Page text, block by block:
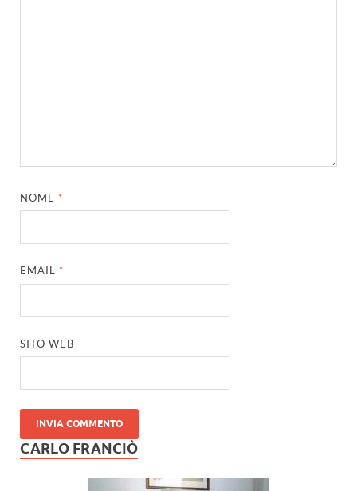
NOME *
EMAIL *
SITO WEB
CARLO FRANCIÒ